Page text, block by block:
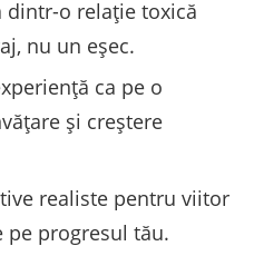
dintr-o relație toxică
nu un eșec.
ca pe o
și creștere
realiste pentru viitor
pe progresul tău.